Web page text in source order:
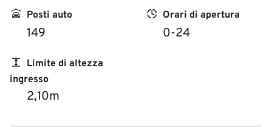
Posti auto
149
Orari di apertura
0-24
Limite di altezza
ingresso
2,10m